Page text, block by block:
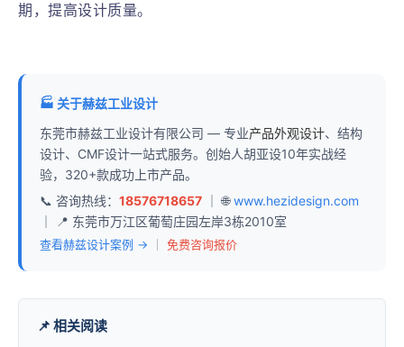
期，提高设计质量。
🏭 关于赫兹工业设计
东莞市赫兹工业设计有限公司 — 专业产品外观设计、结构
设计、CMF设计一站式服务。创始人胡亚设10年实战经
验，320+款成功上市产品。
📞 咨询热线： 18576718657 ｜ 🌐www.hezidesign.com
｜ 📍 东莞市万江区葡萄庄园左岸3栋2010室
查看赫兹设计案例 → 免费咨询报价
📌 相关阅读